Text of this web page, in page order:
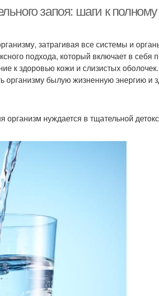
запоя: шаги к полному
затрагивая все системы и
подхода, который включает в себя
к здоровью кожи и слизистых
организму былую жизненную энергию и
нуждается в тщательной